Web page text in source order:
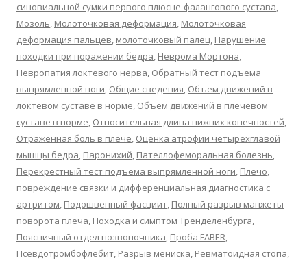
синовиальной сумки первого плюсне-фалангового сустава,
Мозоль, Молоточковая деформация, Молоточковая
деформация пальцев, молоточковый палец, Нарушение
походки при поражении бедра, Неврома Мортона,
Невропатия локтевого нерва, Обратный тест подъема
выпрямленной ноги, Общие сведения, Объем движений в
локтевом суставе в норме, Объем движений в плечевом
суставе в норме, Относительная длина нижних конечностей,
Отраженная боль в плече, Оценка атрофии четырехглавой
мышцы бедра, Паронихий, Пателлофеморальная болезнь,
Перекрестный тест подъема выпрямленной ноги, Плечо,
повреждение связки и дифференциальная диагностика с
артритом, Подошвенный фасциит, Полный разрыв манжеты
поворота плеча, Походка и симптом Тренделенбурга,
Поясничный отдел позвоночника, Проба FABER,
Псевдотромбофлебит, Разрыв мениска, Ревматоидная стопа,